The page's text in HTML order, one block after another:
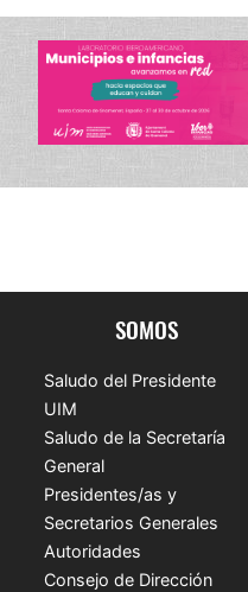
SOMOS
Saludo del Presidente
UIM
Saludo de la Secretaría
General
Presidentes/as y
Secretarios Generales
Autoridades
Consejo de Dirección